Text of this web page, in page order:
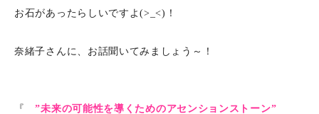
お石があったらしいですよ(>_<)！
奈緒子さんに、お話聞いてみましょう～！
『”未来の可能性を導くためのアセンションストーン”